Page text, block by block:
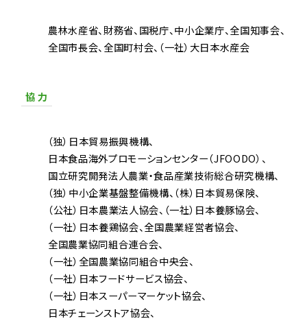
農林水産省 財務省 国税庁 中小企業庁 全国知事会
全国市長会 全国町村会 （一社）大日本水産会
協 力
（独）日本貿易振興機構
日本食品海外プロモーションセンター（JFOODO）
国立研究開発法人農業・食品産業技術総合研究機構
（独）中小企業基盤整備機構 （株）日本貿易保険
（公社）日本農業法人協会 （一社）日本養豚協会
（一社）日本養鶏協会 全国農業経営者協会
全国農業協同組合連合会
（一社）全国農業協同組合中央会
（一社）日本フードサービス協会
（一社）日本スーパーマーケット協会
日本チェーンストア協会